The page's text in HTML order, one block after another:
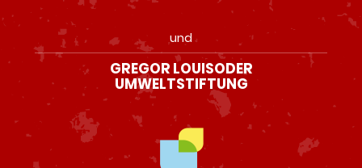
und
GREGOR LOUISODER
UMWELTSTIFTUNG